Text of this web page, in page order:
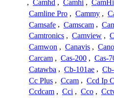
, Camhd , Camhi ,
Camline Pro , Cammy ,
Camsafe , Camscam ,
Camtronics , Camview ,
Camwon , Canavis ,
Carcam , Cas-200 , Cas-
Catawba , Cb-101ae ,
Cc Plus , Ccam , Ccd Ip
Ccdcam , Cci , Cco ,